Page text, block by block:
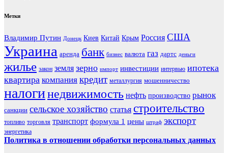
Метки
Владимир Путин Донецк Киев Китай Крым Россия США
Украина аренда банк бизнес валюта газ дартс деньги
жилье закон земля зерно импорт инвестиции интервью ипотека
квартира компания кредит металлургия мошенничество
налогинедвижимость нефть производство рынок
санкции сельское хозяйство статья строительство
топливо торговля транспорт формула 1 цены штраф экспорт
энергетика
Политика в отношении обработки персональных данных